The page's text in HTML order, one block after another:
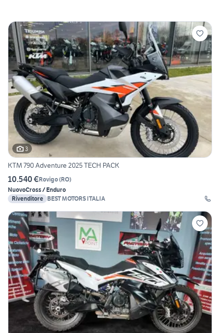
3
KTM 790 Adventure 2025 TECH PACK
10.540 €Rovigo(RO)
NuovoCross / Enduro
Rivenditore BEST MOTORS ITALIA